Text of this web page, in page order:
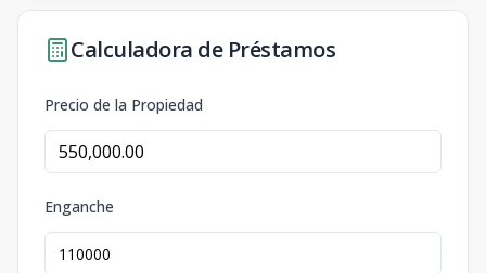
Calculadora de Préstamos
Precio de la Propiedad
Enganche